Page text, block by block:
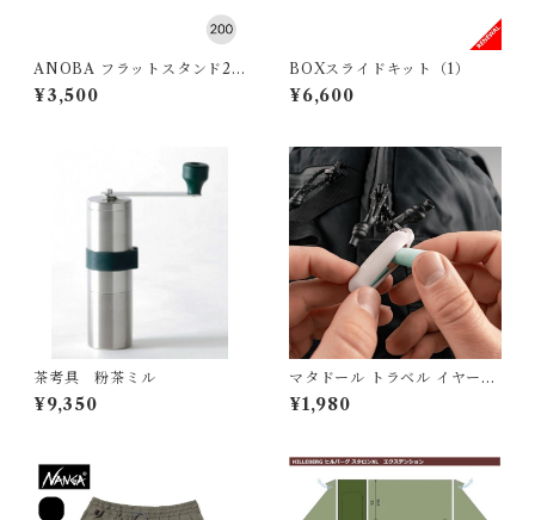
ANOBA フラットスタンド20
0 ブラック
¥3,500
BOXスライドキット（1）
¥6,600
茶考具 粉茶ミル
¥9,350
マタドール トラベル イヤープ
ラグス
¥1,980